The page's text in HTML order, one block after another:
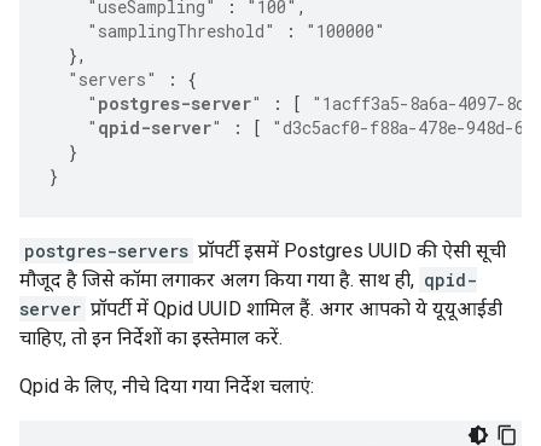
"useSampling"
: "100" ,
"samplingThreshold"
:
"100000"
},
"servers"
:
{
" postgres-server" : [
"1acff3a5-8a6a-4097-
" qpid-server" : [
"d3c5acf0-f88a-478e-948d-
}
}
postgres-servers प्रॉपर्टी इसमें Postgres UUID की ऐसी सूची
मौजूद है जिसे कॉमा लगाकर अलग किया गया है. साथ ही, qpid-
server प्रॉपर्टी में Qpid UUID शामिल हैं. अगर आपको ये यूयूआईडी
चाहिए, तो इन निर्देशों का इस्तेमाल करें.
Qpid के लिए, नीचे दिया गया निर्देश चलाएं: